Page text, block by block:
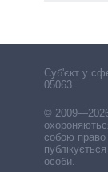
Cуб'єкт у
05063
©
собою право
особи.